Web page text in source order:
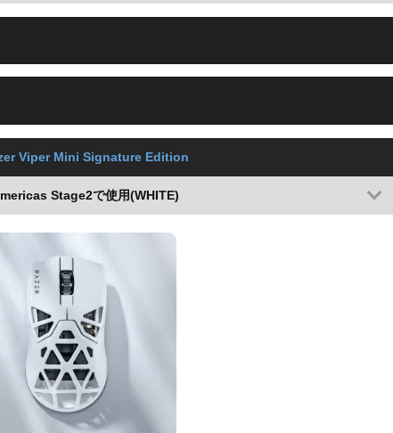
Viper Mini Signature Edition
Stage2で使用(WHITE)